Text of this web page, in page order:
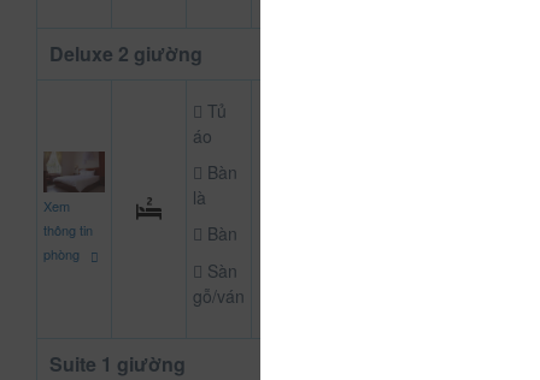
Deluxe 2 giường
Xem
thông tin
phòng
Tủ
áo
Bàn
là
Bàn
Sàn
gỗ/ván
Suite 1 giường